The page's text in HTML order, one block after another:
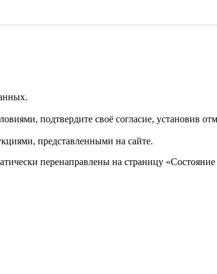
подтвердите своё согласие, установив
представленными на сайте.
перенаправлены на страницу